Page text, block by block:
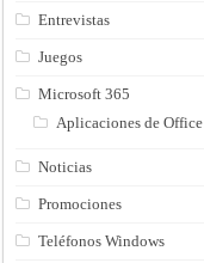
Entrevistas
Juegos
Microsoft 365
Aplicaciones de Office
Noticias
Promociones
Teléfonos Windows